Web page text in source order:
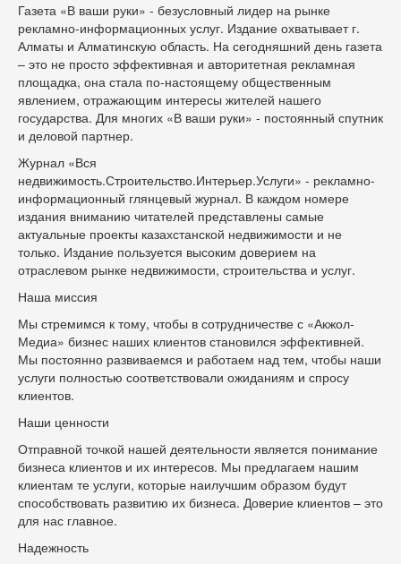
Газета «В ваши руки» - безусловный лидер на рынке
рекламно-информационных услуг. Издание охватывает г.
Алматы и Алматинскую область. На сегодняшний день газета
– это не просто эффективная и авторитетная рекламная
площадка, она стала по-настоящему общественным
явлением, отражающим интересы жителей нашего
государства. Для многих «В ваши руки» - постоянный спутник
и деловой партнер.
Журнал «Вся
недвижимость.Строительство.Интерьер.Услуги» - рекламно-
информационный глянцевый журнал. В каждом номере
издания вниманию читателей представлены самые
актуальные проекты казахстанской недвижимости и не
только. Издание пользуется высоким доверием на
отраслевом рынке недвижимости, строительства и услуг.
Наша миссия
Мы стремимся к тому, чтобы в сотрудничестве с «Акжол-
Медиа» бизнес наших клиентов становился эффективней.
Мы постоянно развиваемся и работаем над тем, чтобы наши
услуги полностью соответствовали ожиданиям и спросу
клиентов.
Наши ценности
Отправной точкой нашей деятельности является понимание
бизнеса клиентов и их интересов. Мы предлагаем нашим
клиентам те услуги, которые наилучшим образом будут
способствовать развитию их бизнеса. Доверие клиентов – это
для нас главное.
Надежность